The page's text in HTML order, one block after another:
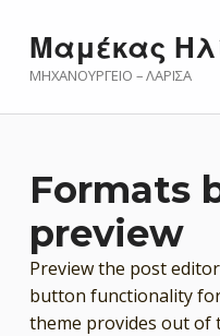
Μαμέκας
ΜΗΧΑΝΟΥΡΓΕΊΟ – ΛΆΡΙΣΑ
Formats
preview
Preview the post
button functionality
theme provides out of